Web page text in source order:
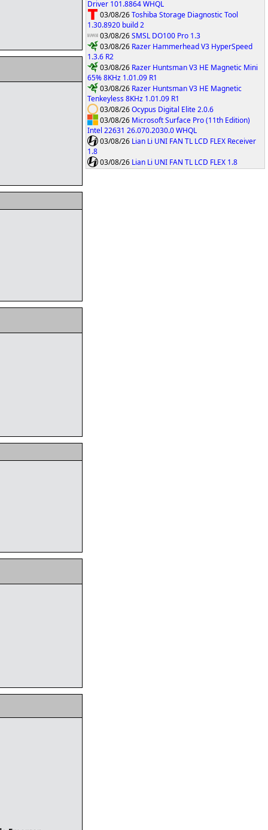
Driver 101.8864 WHQL
03/08/26Toshiba Storage Diagnostic Tool
1.30.8920 build 2
03/08/26SMSL DO100 Pro 1.3
03/08/26 Razer Hammerhead V3 HyperSpeed
1.3.6 R2
03/08/26 Razer Huntsman V3 HE Magnetic Mini
65% 8KHz 1.01.09 R1
03/08/26 Razer Huntsman V3 HE Magnetic
Tenkeyless 8KHz 1.01.09 R1
03/08/26Ocypus Digital Elite 2.0.6
03/08/26 Microsoft Surface Pro (11th Edition)
Intel 22631 26.070.2030.0 WHQL
03/08/26 Lian Li UNI FAN TL LCD FLEX Receiver
1.8
03/08/26 Lian Li UNI FAN TL LCD FLEX 1.8